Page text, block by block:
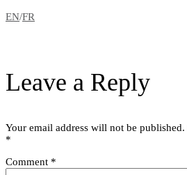
EN/FR
Leave a Reply
Your email address will not be published.
*
Comment *